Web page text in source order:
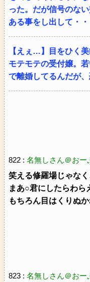
った。だが信号のな
ある事をし出して・・
【えぇ…】目をひく
モテモテの受付嬢。
で離婚してるんだが
822 : 名無しさん＠おー
笑える修羅場じゃなく
まあ○君にしたらわら
もちろん目はくりぬ
823 : 名無しさん＠おー